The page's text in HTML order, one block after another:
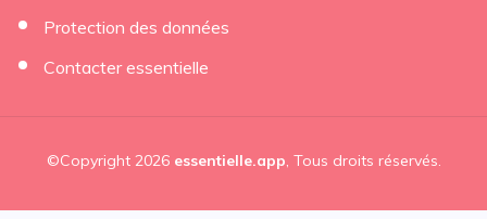
Protection des données
Contacter essentielle
©Copyright 2026 essentielle.app, Tous droits réservés.